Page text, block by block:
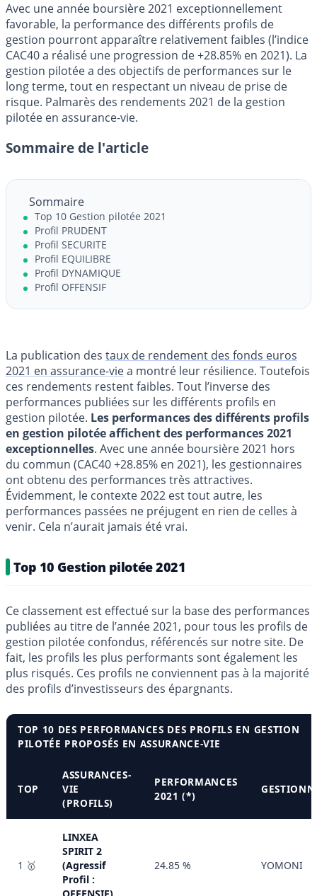
Avec une année boursière 2021 exceptionnellement
favorable, la performance des différents profils de
gestion pourront apparaître relativement faibles (l’indice
CAC40 a réalisé une progression de +28.85% en 2021). La
gestion pilotée a des objectifs de performances sur le
long terme, tout en respectant un niveau de prise de
risque. Palmarès des rendements 2021 de la gestion
pilotée en assurance-vie.
Sommaire de l'article
Sommaire
Top 10 Gestion pilotée 2021
Profil PRUDENT
Profil SECURITE
Profil EQUILIBRE
Profil DYNAMIQUE
Profil OFFENSIF
La publication des taux de rendement des fonds euros
2021 en assurance-viea montré leur résilience. Toutefois
ces rendements restent faibles. Tout l’inverse des
performances publiées sur les différents profils en
gestion pilotée. Les performances des différents profils
en gestion pilotée affichent des performances 2021
exceptionnelles. Avec une année boursière 2021 hors
du commun (CAC40 +28.85% en 2021), les gestionnaires
ont obtenu des performances très attractives.
Évidemment, le contexte 2022 est tout autre, les
performances passées ne préjugent en rien de celles à
venir. Cela n’aurait jamais été vrai.
Top 10 Gestion pilotée 2021
Ce classement est effectué sur la base des performances
publiées au titre de l’année 2021, pour tous les profils de
gestion pilotée confondus, référencés sur notre site. De
fait, les profils les plus performants sont également les
plus risqués. Ces profils ne conviennent pas à la majorité
des profils d’investisseurs des épargnants.
TOP 10 DES PERFORMANCES DES PROFILS EN GESTION
PILOTÉE PROPOSÉS EN ASSURANCE-VIE
TOP
ASSURANCES-
VIE
(PROFILS)
PERFORMANCES
2021 (*)
1 🥇
LINXEA
SPIRIT 2
(Agressif
Profil :
24.85 % YOMONI